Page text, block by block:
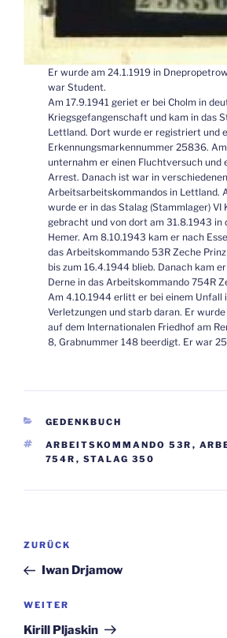
Er wurde am 24.1.1919 in
war Student.
Am 17.9.1941 geriet er bei Cholm in
Kriegsgefangenschaft und kam in das
Lettland. Dort wurde er registriert und
Erkennungsmarkennummer 25836.
unternahm er einen Fluchtversuch und
Arrest. Danach ist war in verschiedenen
Arbeitsarbeitskommandos in Lettland.
wurde er in das Stalag (Stammlager) VI
gebracht und von dort am 31.8.1943 in
Hemer. Am 8.10.1943 kam er nach
das Arbeitskommando 53R Zeche
bis zum 16.4.1944 blieb. Danach kam
Derne in das Arbeitskommando 754R
Am 4.10.1944 erlitt er bei einem Unfall
Verletzungen und starb daran. Er
auf dem Internationalen Friedhof am
8, Grabnummer 148 beerdigt. Er war
KATEGORIEN
GEDENKBUCH
SCHLAGWÖRTER
ARBEITSKOMMANDO 53R ,
754R , STALAG 350
Beitragsnavigation
Vorheriger
Beitrag
ZURÜCK
Iwan Drjamow
Nächster
Beitrag
WEITER
Kirill Pljaskin